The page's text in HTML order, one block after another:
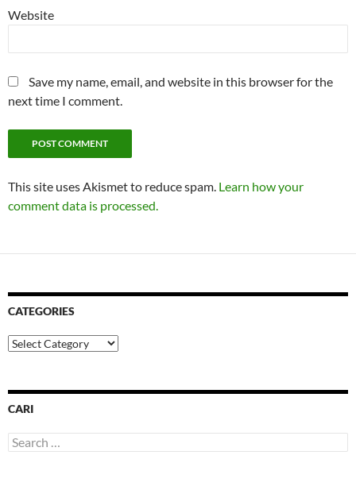
Website
Save my name, email, and website in this browser for the
next time I comment.
This site uses Akismet to reduce spam. Learn how your
comment data is processed.
CATEGORIES
Categories
CARI
Search
for: